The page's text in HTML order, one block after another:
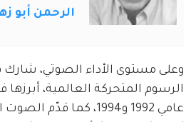
الرحمن أبو
وعلى مستوى الأداء الصوتي، شارك
الرسوم المتحركة العالمية، أبرزها
عامي 1992 و1994، كما